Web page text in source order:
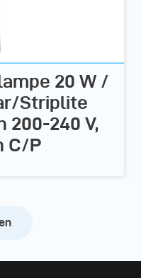
20 W /
Striplite
200-240 V,
C/P